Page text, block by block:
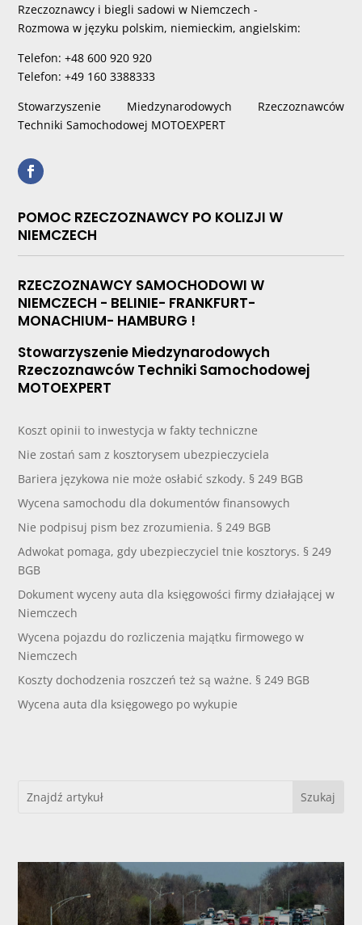
Rzeczoznawcy i biegli sadowi w Niemczech -
Rozmowa w języku polskim, niemieckim, angielskim:
Telefon: +48 600 920 920
Telefon: +49 160 3388333
Stowarzyszenie Miedzynarodowych Rzeczoznawców
Techniki Samochodowej MOTOEXPERT
POMOC RZECZOZNAWCY PO KOLIZJI W
NIEMCZECH
RZECZOZNAWCY SAMOCHODOWI W
NIEMCZECH - BELINIE- FRANKFURT-
MONACHIUM- HAMBURG !
Stowarzyszenie Miedzynarodowych
Rzeczoznawców Techniki Samochodowej
MOTOEXPERT
Koszt opinii to inwestycja w fakty techniczne
Nie zostań sam z kosztorysem ubezpieczyciela
Bariera językowa nie może osłabić szkody. § 249 BGB
Wycena samochodu dla dokumentów finansowych
Nie podpisuj pism bez zrozumienia. § 249 BGB
Adwokat pomaga, gdy ubezpieczyciel tnie kosztorys. § 249
BGB
Dokument wyceny auta dla księgowości firmy działającej w
Niemczech
Wycena pojazdu do rozliczenia majątku firmowego w
Niemczech
Koszty dochodzenia roszczeń też są ważne. § 249 BGB
Wycena auta dla księgowego po wykupie